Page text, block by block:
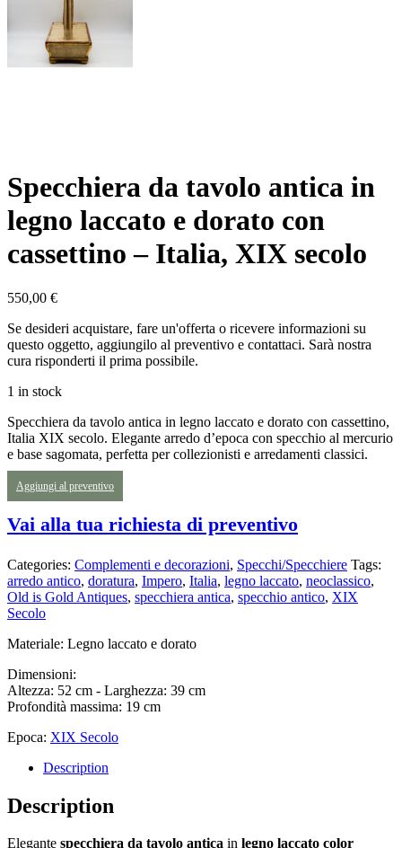
Specchiera da tavolo antica in
legno laccato e dorato con
cassettino – Italia, XIX secolo
550,00 €
Se desideri acquistare, fare un'offerta o ricevere informazioni su
questo oggetto, aggiungilo al preventivo e contattaci. Sarà nostra
cura risponderti il prima possibile.
1 in stock
Specchiera da tavolo antica in legno laccato e dorato con cassettino,
Italia XIX secolo. Elegante arredo d’epoca con specchio al mercurio
e base sagomata, perfetta per collezionisti e arredamenti classici.
Aggiungi al preventivo
Vai alla tua richiesta di preventivo
Categories: Complementi e decorazioni, Specchi/Specchiere Tags:
arredo antico, doratura, Impero, Italia, legno laccato, neoclassico,
Old is Gold Antiques, specchiera antica, specchio antico, XIX
Secolo
Materiale: Legno laccato e dorato
Dimensioni:
Altezza: 52 cm - Larghezza: 39 cm
Profondità massima: 19 cm
Epoca: XIX Secolo
Description
Description
Elegante specchiera da tavolo antica in legno laccato color